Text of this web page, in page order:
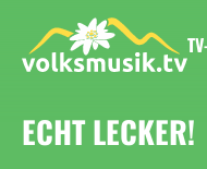
Inhalt
springen
ECHT LECKER!